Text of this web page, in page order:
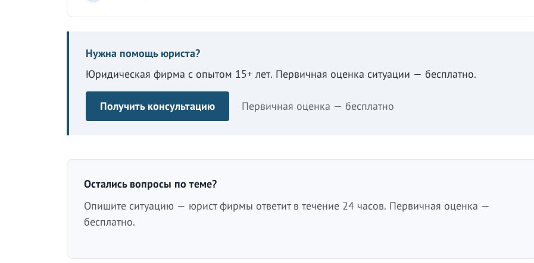
Нужна помощь юриста?
Юридическая фирма с опытом 15+ лет. Первичная оценка ситуации — бесплатно.
Получить консультацию Первичная оценка — бесплатно
Остались вопросы по теме?
Опишите ситуацию — юрист фирмы ответит в течение 24 часов. Первичная оценка —
бесплатно.